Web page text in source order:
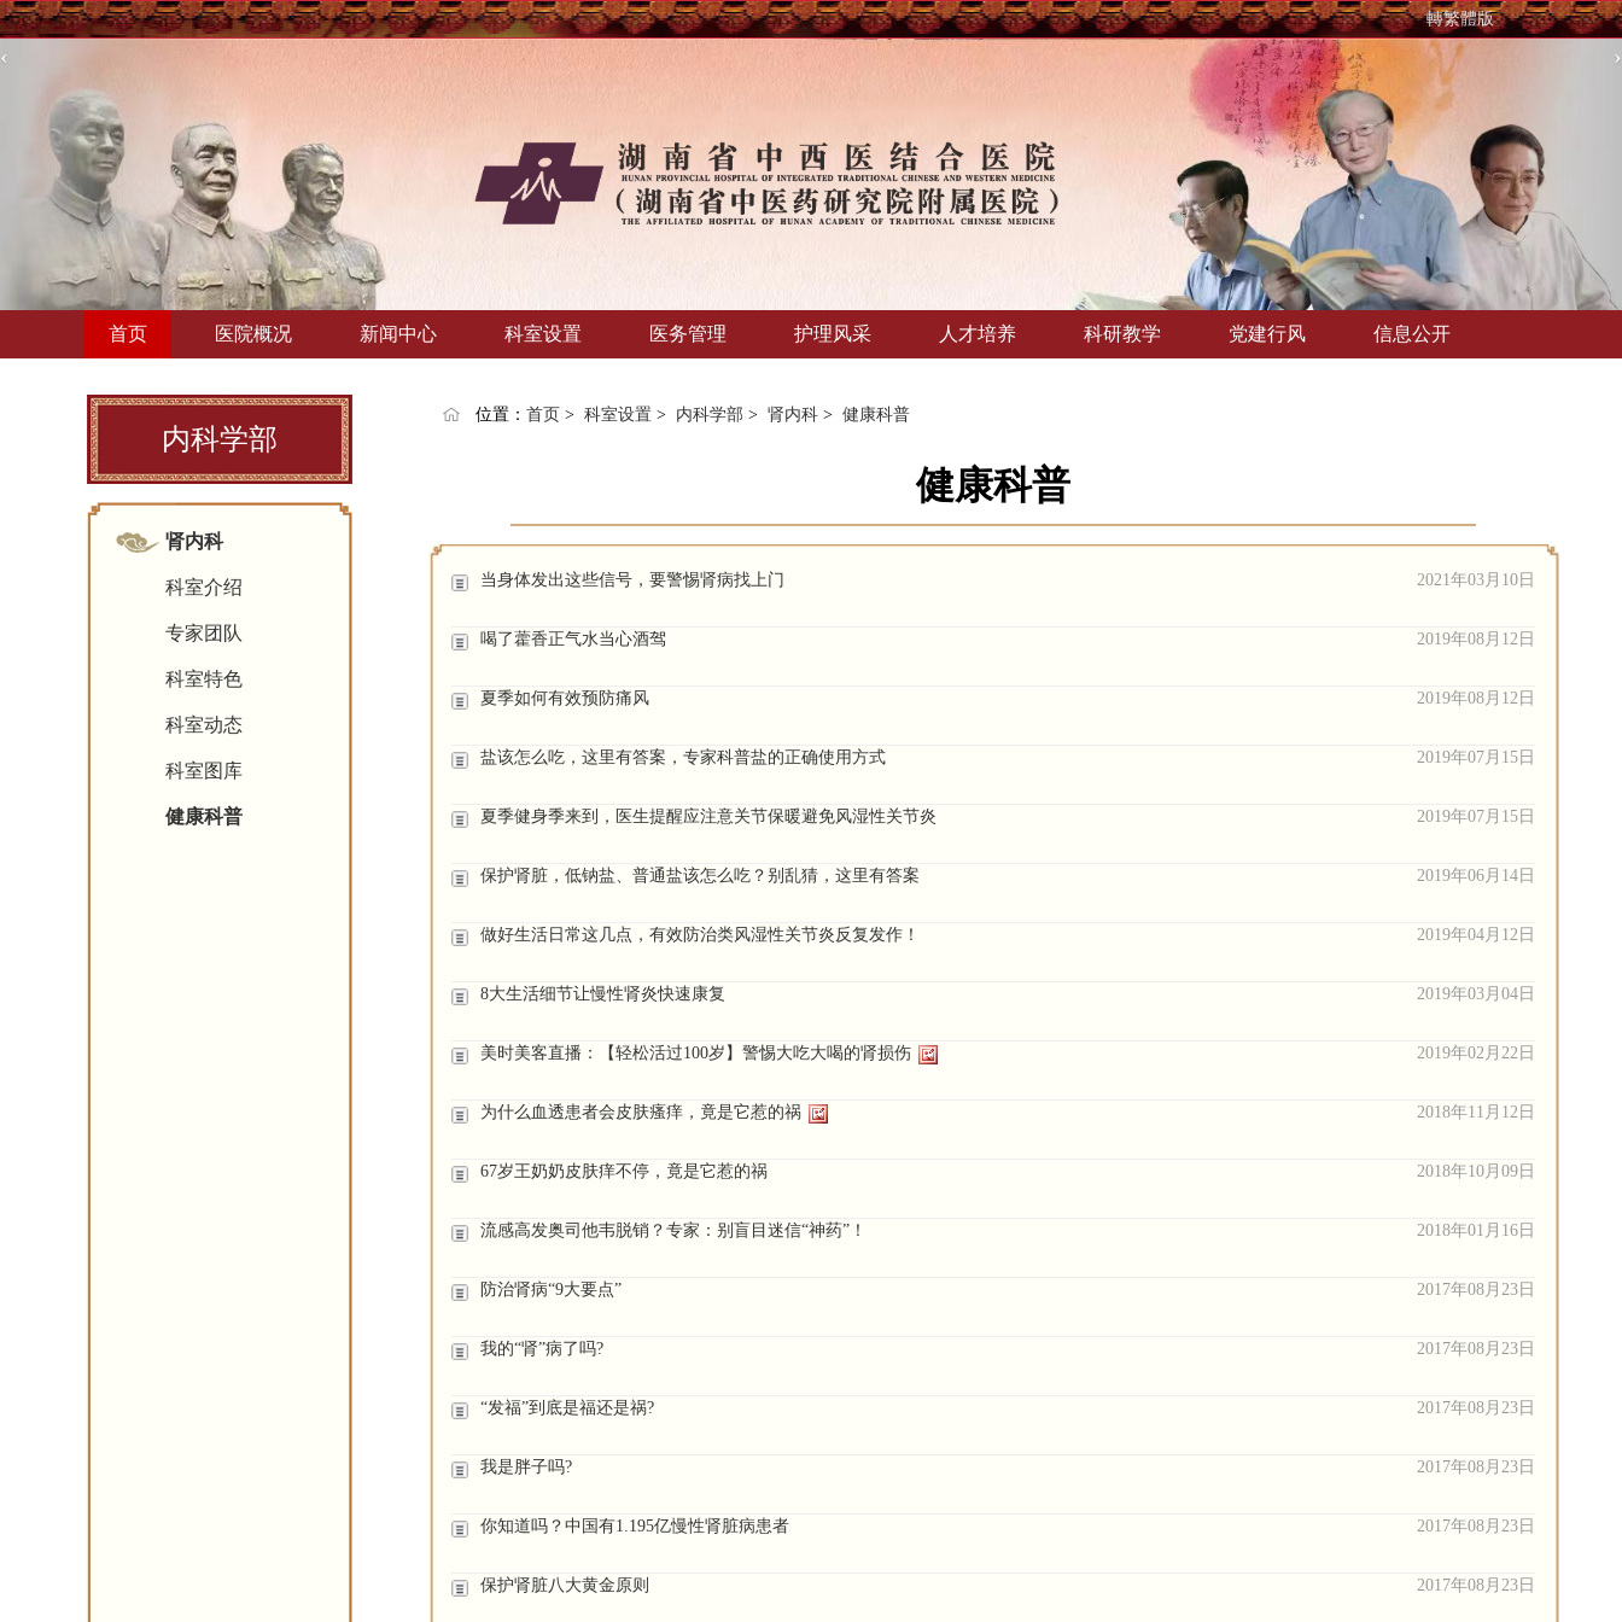
轉繁體版
‹ ›
首页 医院概况 新闻中心 科室设置 医务管理 护理风采 人才培养 科研教学 党建行风 信息公开
内科学部
肾内科
科室介绍
专家团队
科室特色
科室动态
科室图库
健康科普
位置： 首页 > 科室设置 > 内科学部 > 肾内科 > 健康科普
健康科普
当身体发出这些信号，要警惕肾病找上门 2021年03月10日
喝了藿香正气水当心酒驾 2019年08月12日
夏季如何有效预防痛风 2019年08月12日
盐该怎么吃，这里有答案，专家科普盐的正确使用方式 2019年07月15日
夏季健身季来到，医生提醒应注意关节保暖避免风湿性关节炎 2019年07月15日
保护肾脏，低钠盐、普通盐该怎么吃？别乱猜，这里有答案 2019年06月14日
做好生活日常这几点，有效防治类风湿性关节炎反复发作！ 2019年04月12日
8大生活细节让慢性肾炎快速康复 2019年03月04日
美时美客直播：【轻松活过100岁】警惕大吃大喝的肾损伤 2019年02月22日
为什么血透患者会皮肤瘙痒，竟是它惹的祸 2018年11月12日
67岁王奶奶皮肤痒不停，竟是它惹的祸 2018年10月09日
流感高发奥司他韦脱销？专家：别盲目迷信“神药”！ 2018年01月16日
防治肾病“9大要点” 2017年08月23日
我的“肾”病了吗? 2017年08月23日
“发福”到底是福还是祸? 2017年08月23日
我是胖子吗? 2017年08月23日
你知道吗？中国有1.195亿慢性肾脏病患者 2017年08月23日
保护肾脏八大黄金原则 2017年08月23日